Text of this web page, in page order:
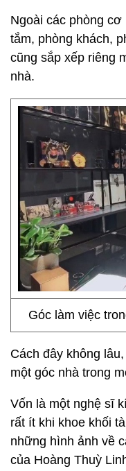
Ngoài các phòng
tắm, phòng khách,
cũng sắp xếp riêng
nhà.
Góc làm việc
Cách đây không
một góc nhà trong
Vốn là một nghệ sĩ
rất ít khi khoe khối
những hình ảnh về
của Hoàng Thuỳ